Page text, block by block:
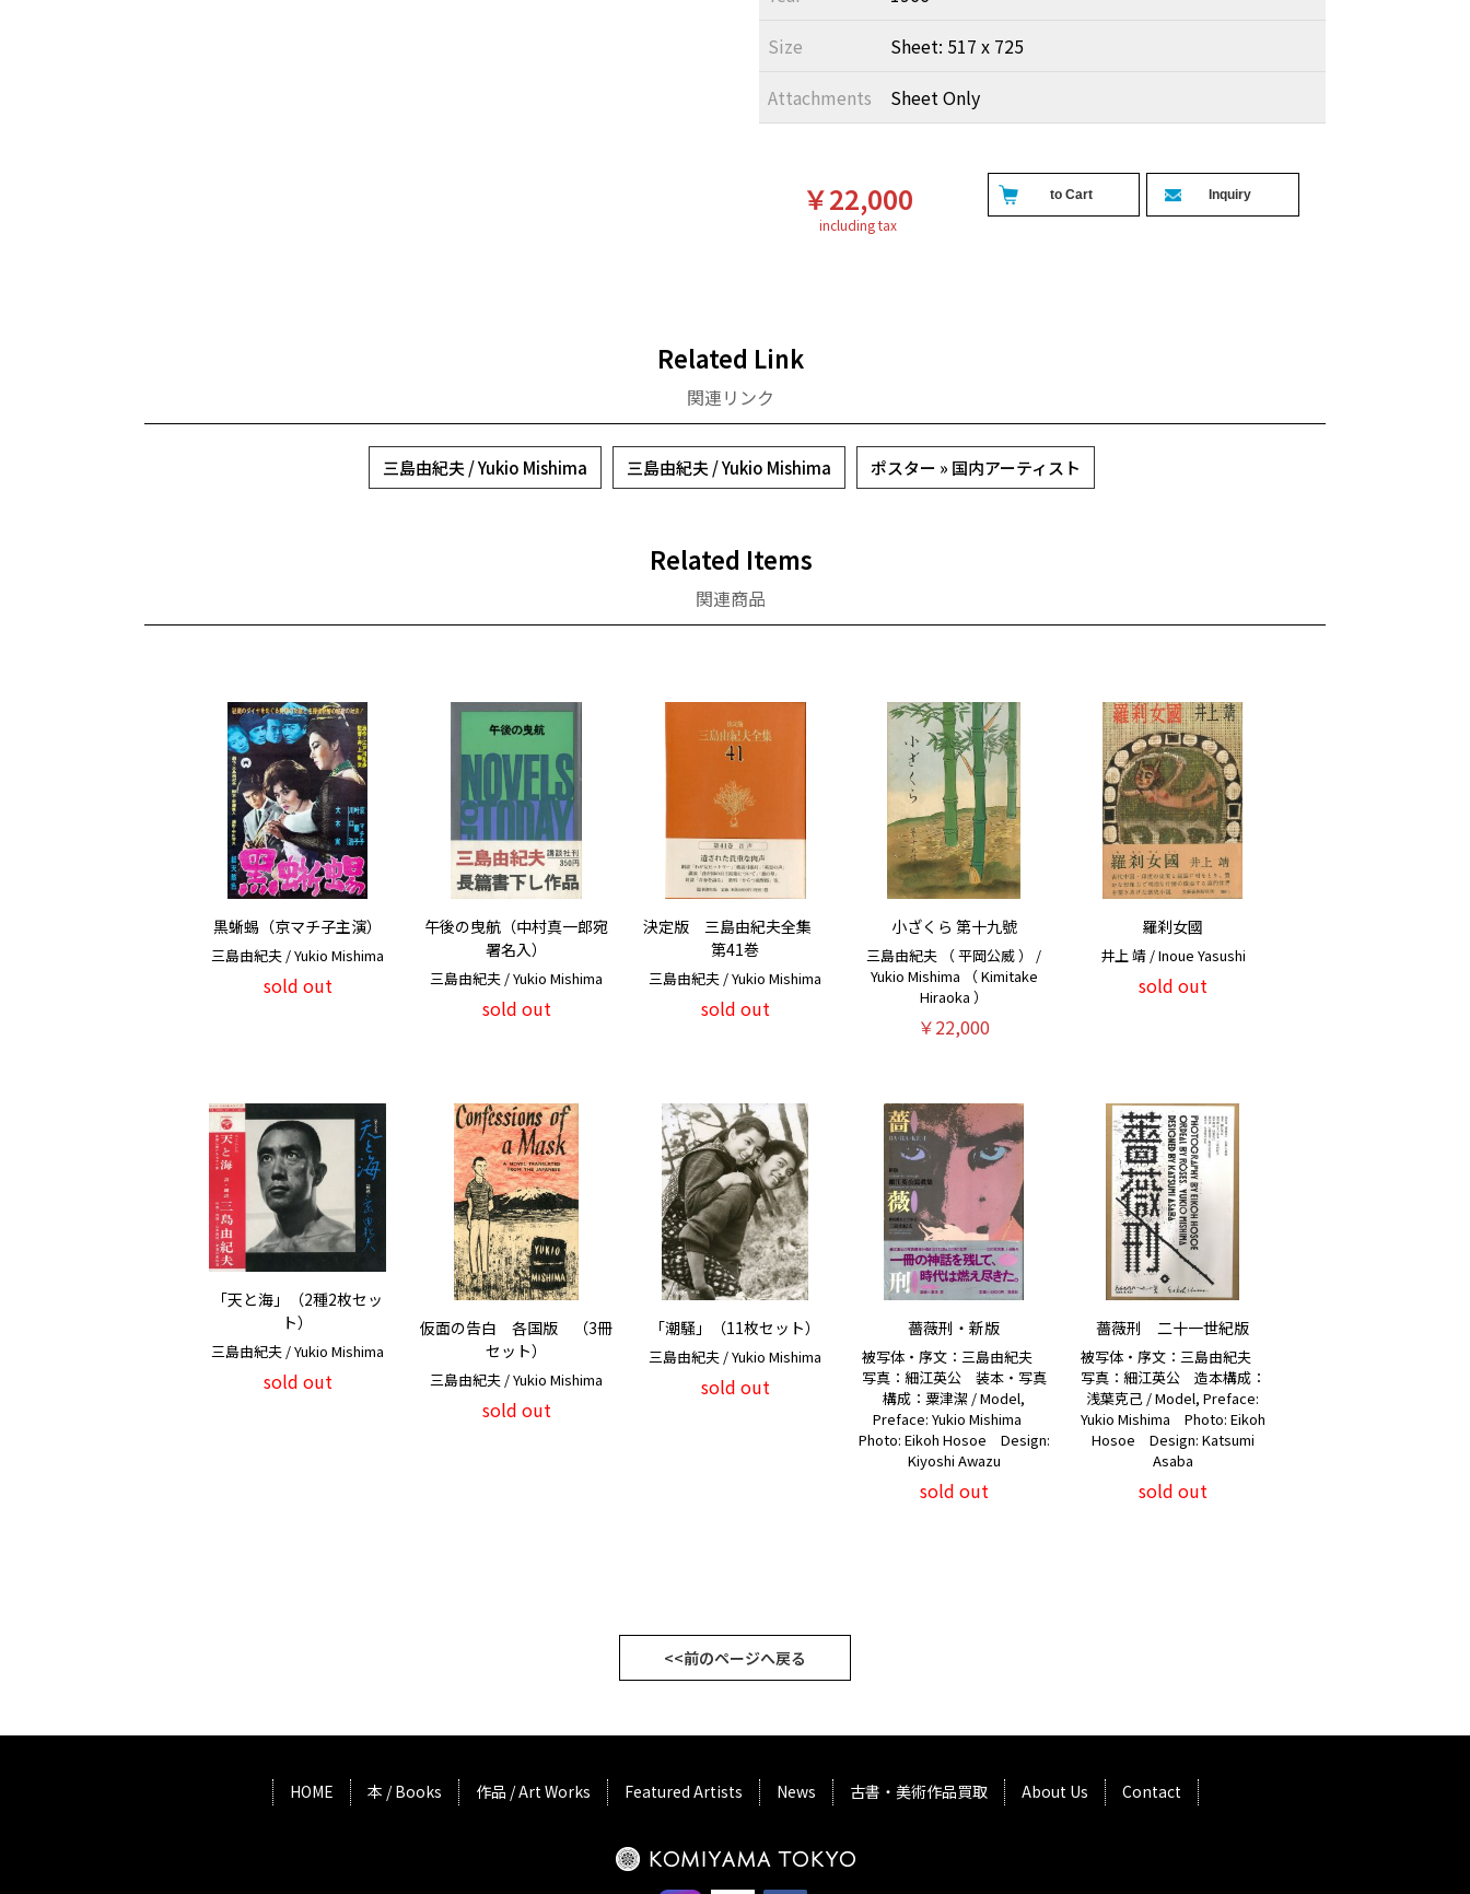
Size
Sheet: 517 x 725
Attachments
Sheet Only
￥22,000
including tax
Related Link
関連リンク
三島由紀夫 / Yukio Mishima 三島由紀夫 / Yukio Mishima ポスター » 国内アーティスト
Related Items
関連商品
黒蜥蜴（京マチ子主演）
三島由紀夫 / Yukio Mishima
sold out
午後の曳航（中村真一郎宛
署名入）
三島由紀夫 / Yukio Mishima
sold out
決定版 三島由紀夫全集
第41巻
三島由紀夫 / Yukio Mishima
sold out
小ざくら 第十九號
三島由紀夫 （ 平岡公威 ） /
Yukio Mishima （ Kimitake
Hiraoka ）
￥22,000
羅刹女國
井上 靖 / Inoue Yasushi
sold out
「天と海」（2種2枚セッ
ト）
三島由紀夫 / Yukio Mishima
sold out
仮面の告白 各国版 （3冊
セット）
三島由紀夫 / Yukio Mishima
sold out
「潮騒」（11枚セット）
三島由紀夫 / Yukio Mishima
sold out
薔薇刑・新版
被写体・序文：三島由紀夫
写真：細江英公 装本・写真
構成：粟津潔 / Model,
Preface: Yukio Mishima
Photo: Eikoh Hosoe Design:
Kiyoshi Awazu
sold out
薔薇刑 二十一世紀版
被写体・序文：三島由紀夫
写真：細江英公 造本構成：
浅葉克己 / Model, Preface:
Yukio Mishima Photo: Eikoh
Hosoe Design: Katsumi
Asaba
sold out
<<前のページへ戻る
HOME 本 / Books 作品 / Art Works Featured Artists News 古書・美術作品買取 About Us Contact